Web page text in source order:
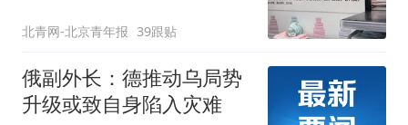
北青网-北京青年报 39跟贴
俄副外长：德推动乌局势
升级或致自身陷入灾难